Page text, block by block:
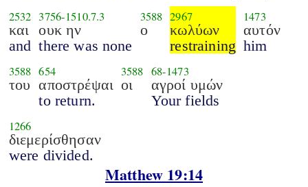
2532
και
and
3756-1510.7.3
ουκ ην
there was none
3588
ο
2967
κωλύων
restraining
1473
αυτόν
him
3588
του
654
αποστρέψαι
to return.
3588
οι
68-1473
αγροί υμών
Your fields
1266
διεμερίσθησαν
were divided.
Matthew 19:14